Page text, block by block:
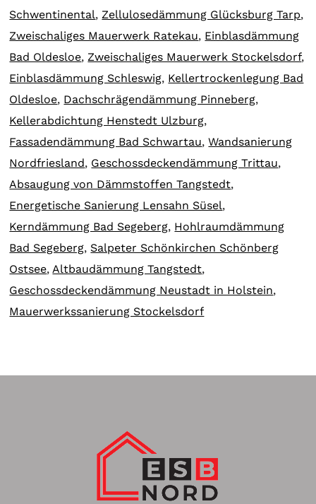
Schwentinental, Zellulosedämmung Glücksburg Tarp,
Zweischaliges Mauerwerk Ratekau, Einblasdämmung
Bad Oldesloe, Zweischaliges Mauerwerk Stockelsdorf,
Einblasdämmung Schleswig, Kellertrockenlegung Bad
Oldesloe, Dachschrägendämmung Pinneberg,
Kellerabdichtung Henstedt Ulzburg,
Fassadendämmung Bad Schwartau,Wandsanierung
Nordfriesland, Geschossdeckendämmung Trittau,
Absaugung von Dämmstoffen Tangstedt,
Energetische Sanierung Lensahn Süsel,
Kerndämmung Bad Segeberg, Hohlraumdämmung
Bad Segeberg, Salpeter Schönkirchen Schönberg
Ostsee, Altbaudämmung Tangstedt,
Geschossdeckendämmung Neustadt in Holstein,
Mauerwerkssanierung Stockelsdorf